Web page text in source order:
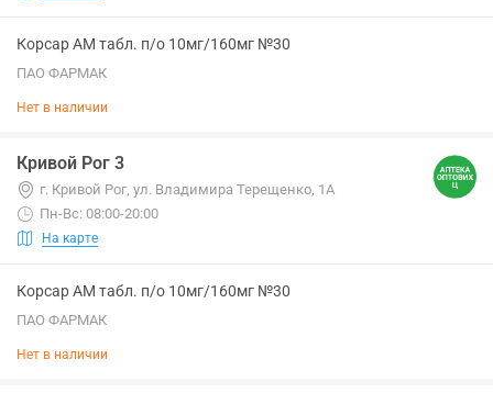
Корсар АМ табл. п/о 10мг/160мг №30
ПАО ФАРМАК
Нет в наличии
Кривой Рог 3
г. Кривой Рог, ул. Владимира Терещенко, 1А
Пн-Вс: 08:00-20:00
На карте
Корсар АМ табл. п/о 10мг/160мг №30
ПАО ФАРМАК
Нет в наличии